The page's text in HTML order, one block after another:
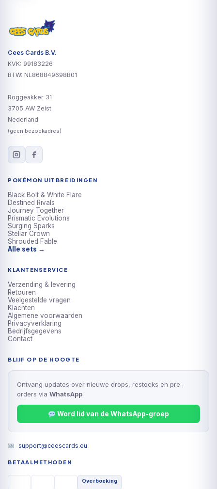
Cees Cards B.V.
KVK: 99183226
BTW: NL868849698B01
Roggeakker 31
3705 AW Zeist
Nederland
(geen bezoekadres)
POKÉMON UITBREIDINGEN
Black Bolt & White Flare
Destined Rivals
Journey Together
Prismatic Evolutions
Surging Sparks
Stellar Crown
Shrouded Fable
Alle sets →
KLANTENSERVICE
Verzending & levering
Retouren
Veelgestelde vragen
Klachten
Algemene voorwaarden
Privacyverklaring
Bedrijfsgegevens
Contact
BLIJF OP DE HOOGTE
Ontvang updates over nieuwe drops, restocks en pre-
orders via WhatsApp.
Word lid van de WhatsApp-groep
support@ceescards.eu
BETAALMETHODEN
Overboeking